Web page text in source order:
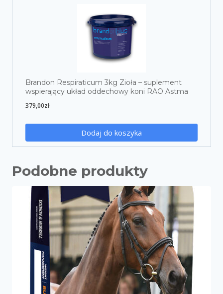
Brandon Respiraticum 3kg Zioła – suplement
wspierający układ oddechowy koni RAO Astma
379,00zł
Dodaj do koszyka
Podobne produkty